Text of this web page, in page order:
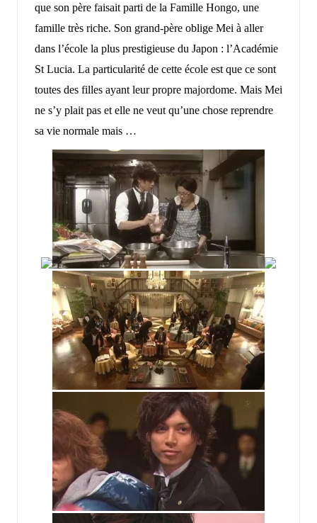
que son père faisait parti de la Famille Hongo, une
famille très riche. Son grand-père oblige Mei à aller
dans l’école la plus prestigieuse du Japon : l’Académie
St Lucia. La particularité de cette école est que ce sont
toutes des filles ayant leur propre majordome. Mais Mei
ne s’y plait pas et elle ne veut qu’une chose reprendre
sa vie normale mais …